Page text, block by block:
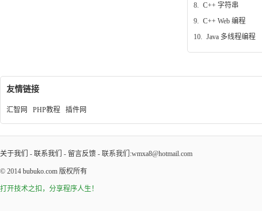
8.
C++ 字符串
9.
C++ Web 编程
10.
Java 多线程编程
友情链接
汇智网 PHP教程 插件网
关于我们 - 联系我们 - 留言反馈 - 联系我们:wmxa8@hotmail.com
© 2014 bubuko.com 版权所有
打开技术之扣，分享程序人生！